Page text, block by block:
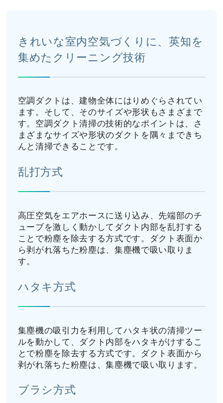
きれいな室内空気づくりに、英知を
集めたクリーニング技術
空調ダクトは、建物全体にはりめぐらされてい
ます。そして、そのサイズや形状もさまざまで
す。空調ダクト清掃の技術的なポイントは、さ
まざまなサイズや形状のダクトを隅々まできち
んと清掃できることです。
乱打方式
高圧空気をエアホースに送り込み、先端部のチ
ューブを激しく動かしてダクト内部を乱打する
ことで粉塵を除去する方式です。ダクト表面か
ら剥がれ落ちた粉塵は、集塵機で吸い取りま
す。
ハタキ方式
集塵機の吸引力を利用してハタキ状の清掃ツー
ルを動かして、ダクト内部をハタキがけするこ
とで粉塵を除去する方式です。ダクト表面から
剥がれ落ちた粉塵は、集塵機で吸い取ります。
ブラシ方式